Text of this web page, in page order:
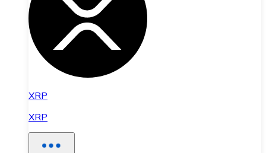
XRP
XRP